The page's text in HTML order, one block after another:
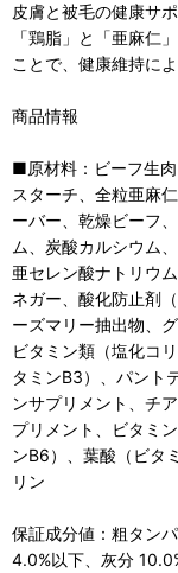
皮膚と被毛の健康サ
「鶏脂」と「亜麻仁
ことで、健康維持に
商品情報
■原材料：ビーフ生
スターチ、全粒亜麻
ーバー、乾燥ビーフ
ム、炭酸カルシウム
亜セレン酸ナトリウ
ネガー、酸化防止剤
ーズマリー抽出物、
ビタミン類（塩化コ
タミンB3）、パント
ンサプリメント、チ
プリメント、ビタミ
ンB6）、葉酸（ビタ
リン
保証成分値：粗タン
4.0%以下、灰分